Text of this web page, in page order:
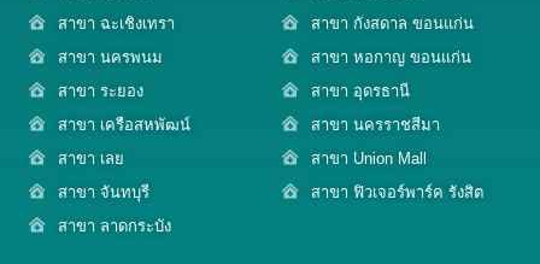
สาขา ฉะเชิงเทรา
สาขา นครพนม
สาขา ระยอง
สาขา เครือสหพัฒน์
สาขา เลย
สาขา จันทบุรี
สาขา ลาดกระบัง
สาขา กังสดาล ขอนแก่น
สาขา หอกาญ ขอนแก่น
สาขา อุดรธานี
สาขา นครราชสีมา
สาขา Union Mall
สาขา ฟิวเจอร์พาร์ค รังสิต